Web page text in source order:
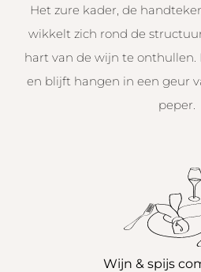
Het zure kader, de
wikkelt zich rond de
hart van de wijn te onthullen.
en blijft hangen in een geur
peper.
Wijn & spijs